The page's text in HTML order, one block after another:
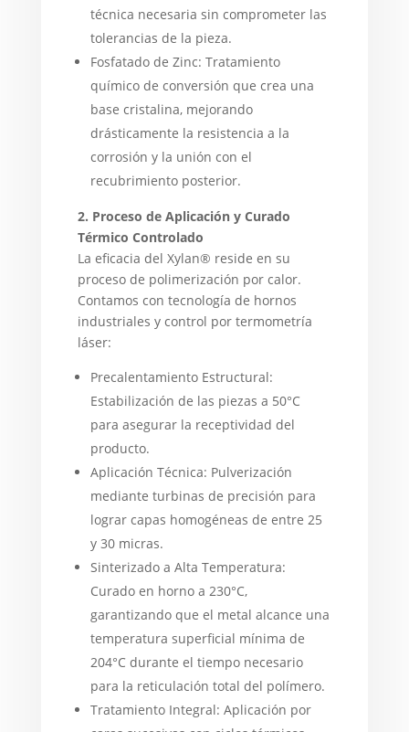
técnica necesaria sin comprometer las
tolerancias de la pieza.
Fosfatado de Zinc: Tratamiento
químico de conversión que crea una
base cristalina, mejorando
drásticamente la resistencia a la
corrosión y la unión con el
recubrimiento posterior.
2. Proceso de Aplicación y Curado
Térmico Controlado
La eficacia del Xylan® reside en su
proceso de polimerización por calor.
Contamos con tecnología de hornos
industriales y control por termometría
láser:
Precalentamiento Estructural:
Estabilización de las piezas a 50°C
para asegurar la receptividad del
producto.
Aplicación Técnica: Pulverización
mediante turbinas de precisión para
lograr capas homogéneas de entre 25
y 30 micras.
Sinterizado a Alta Temperatura:
Curado en horno a 230°C,
garantizando que el metal alcance una
temperatura superficial mínima de
204°C durante el tiempo necesario
para la reticulación total del polímero.
Tratamiento Integral: Aplicación por